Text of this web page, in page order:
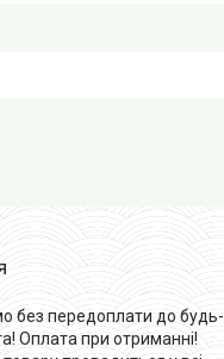
без передоплати до будь-
Оплата при отриманні!